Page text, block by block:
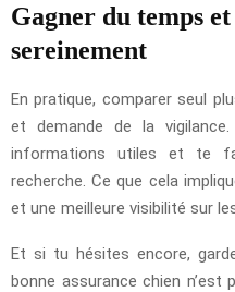
Gagner du temps
sereinement
En pratique, comparer seul
et demande de la
informations utiles et te
recherche. Ce que cela
et une meilleure visibilité sur
Et si tu hésites encore,
bonne assurance chien n’est